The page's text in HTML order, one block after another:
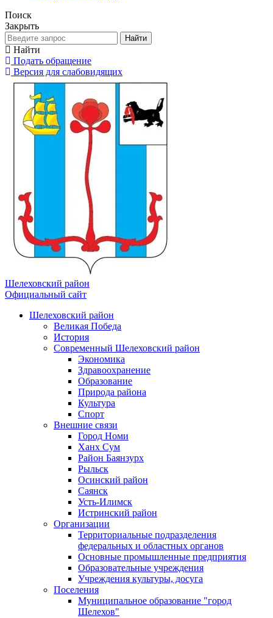
Поиск
Закрыть
Найти
Найти
Подать обращение
Версия для слабовидящих
Шелеховский район
Официальный сайт
Шелеховский район
Великая Победа
История
Современный Шелеховский район
Экономика
Здравоохранение
Образование
Природа района
Культура
Спорт
Внешние связи
Город Номи
Ханх Сум
Район Баянзурх
Рыльск
Осинский район
Саянск
Усть-Илимск
Истринский район
Организации
Территориальные подразделения
федеральных и областных органов
Основные промышленные предприятия
Образовательные учреждения
Учреждения культуры, досуга
Поселения
Муниципальное образование "город
Шелехов"